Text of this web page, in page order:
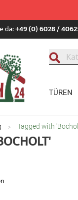
da:+49 (0) 6028 /
TÜREN
Tagged with